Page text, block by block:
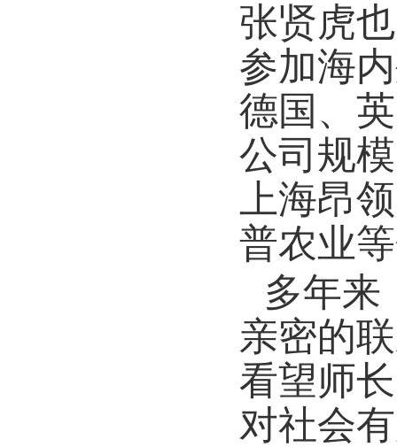
张贤虎
参加海
德国、
公司规
上海昂
普农业
多年来
亲密的
看望师
对社会